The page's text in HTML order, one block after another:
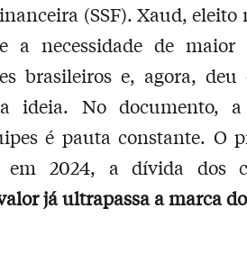
(SSF). Xaud, eleito
a necessidade de maior
brasileiros e, agora,
ideia. No documento, a
é pauta constante. O
em 2024, a dívida dos
já ultrapassa a marca